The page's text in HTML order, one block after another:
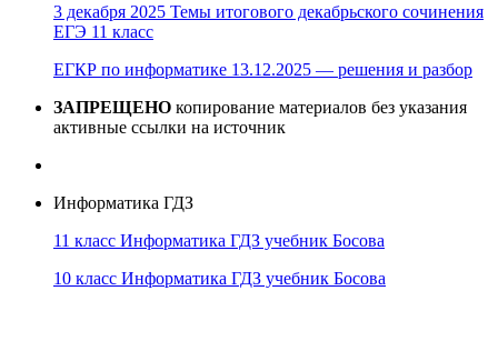
3 декабря 2025 Темы итогового декабрьского сочинения
ЕГЭ 11 класс
ЕГКР по информатике 13.12.2025 — решения и разбор
ЗАПРЕЩЕНО копирование материалов без указания
активные ссылки на источник
Информатика ГДЗ
11 класс Информатика ГДЗ учебник Босова
10 класс Информатика ГДЗ учебник Босова